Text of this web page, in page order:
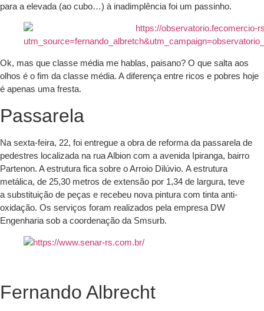
para a elevada (ao cubo…) à inadimplência foi um passinho.
Ok, mas que classe média me hablas, paisano? O que salta aos
olhos é o fim da classe média. A diferença entre ricos e pobres hoje
é apenas uma fresta.
Passarela
Na sexta-feira, 22, foi entregue a obra de reforma da passarela de
pedestres localizada na rua Albion com a avenida Ipiranga, bairro
Partenon. A estrutura fica sobre o Arroio Dilúvio. A estrutura
metálica, de 25,30 metros de extensão por 1,34 de largura, teve
a substituição de peças e recebeu nova pintura com tinta anti-
oxidação. Os serviços foram realizados pela empresa DW
Engenharia sob a coordenação da Smsurb.
Fernando Albrecht